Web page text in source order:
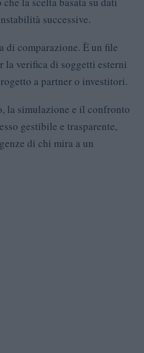
successive.
di comparazione. È un file
la verifica di soggetti esterni
a partner o investitori.
la simulazione e il confronto
gestibile e trasparente,
di chi mira a un